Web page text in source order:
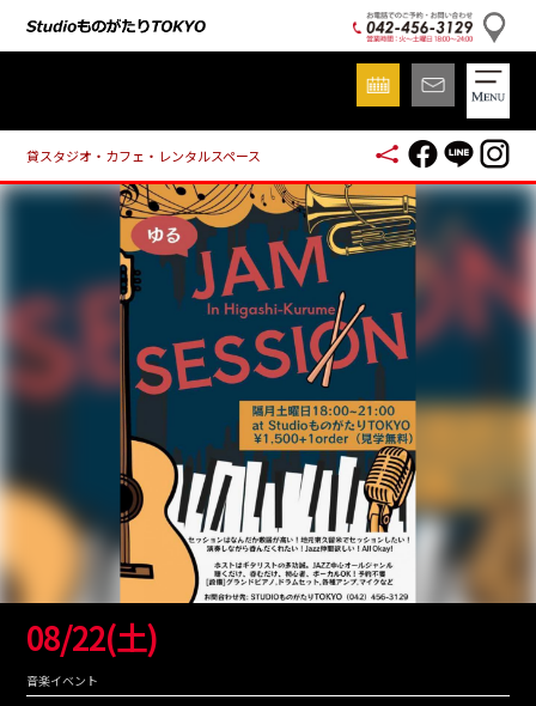
貸スタジオ・カフェ・レンタルスペース
08/22(土)
音楽イベント